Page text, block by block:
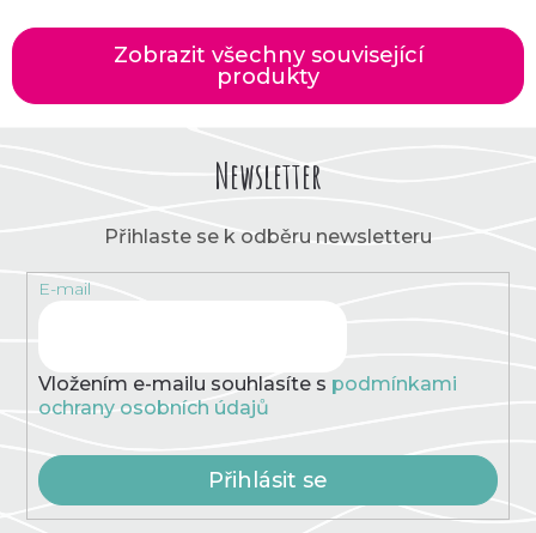
Zobrazit všechny související
produkty
Newsletter
Přihlaste se k odběru newsletteru
E-mail
Vložením e-mailu souhlasíte s podmínkami
ochrany osobních údajů
Přihlásit se